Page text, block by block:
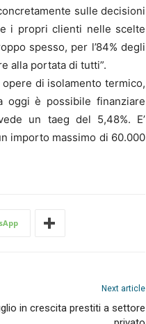
sulle decisioni
i propri clienti nelle scelte
spesso, per l’84% degli
alla portata di tutti”.
di isolamento termico,
oggi è possibile finanziare
un taeg del 5,48%. E’
importo massimo di 60.000
Next article
in crescita prestiti a settore